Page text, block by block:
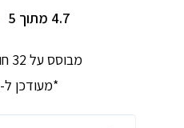
4.7 מתוך 5
מבוסס על 32 חוות דעת בגוגל
*מעודכן ל-07/2026